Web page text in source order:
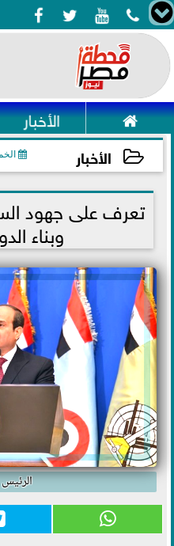
   
 الأخبار
الأخبار
2021-10-07 12:47:04
تعرف على جهود
وبناء